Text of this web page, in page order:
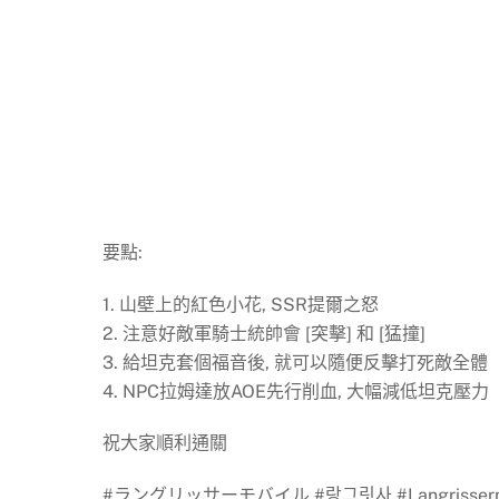
要點:
1. 山壁上的紅色小花, SSR提爾之怒
2. 注意好敵軍騎士統帥會 [突擊] 和 [猛撞]
3. 給坦克套個福音後, 就可以隨便反擊打死敵全體
4. NPC拉姆達放AOE先行削血, 大幅減低坦克壓力
祝大家順利通關